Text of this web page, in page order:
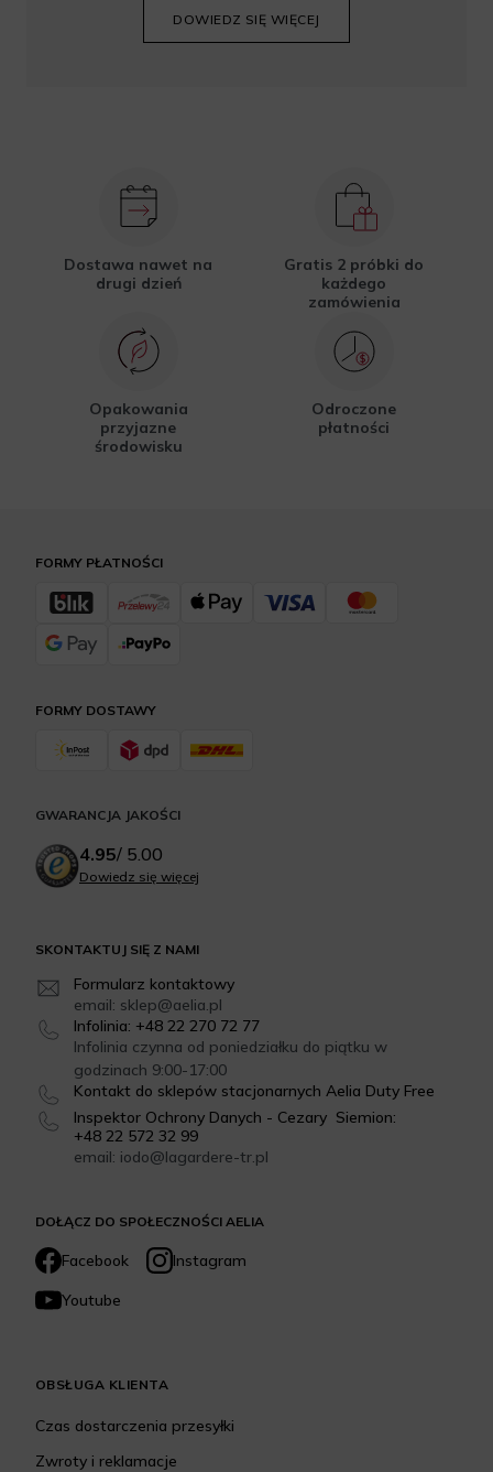
DOWIEDZ SIĘ WIĘCEJ
Dostawa nawet na
drugi dzień
Gratis 2 próbki do
każdego
zamówienia
Opakowania
przyjazne
środowisku
Odroczone
płatności
DOŁĄCZ DO SPOŁECZNOŚCI AELIA
Facebook
Instagram
Youtube
SKONTAKTUJ SIĘ Z NAMI
Formularz kontaktowy
email: sklep@aelia.pl
Infolinia: +48 22 270 72 77
Infolinia czynna od poniedziałku do piątku w
godzinach 9:00-17:00
Kontakt do sklepów stacjonarnych Aelia Duty Free
Inspektor Ochrony Danych - Cezary Siemion:
+48 22 572 32 99
email: iodo@lagardere-tr.pl
FORMY DOSTAWY
FORMY PŁATNOŚCI
OBSŁUGA KLIENTA
Czas dostarczenia przesyłki
Zwroty i reklamacje
GWARANCJA JAKOŚCI
4.95/ 5.00
Dowiedz się więcej